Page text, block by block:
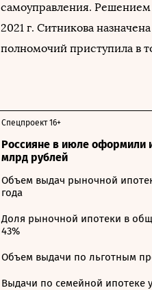
самоуправления.
2021 г. Ситникова
полномочий приступила в
Россияне в июле оформили
млрд рублей
Спецпроект 16+
Объем выдач рыночной
года
Доля рыночной ипотеки в
43%
Объем выдачи по льготным
Выдачи по семейной ипотеке